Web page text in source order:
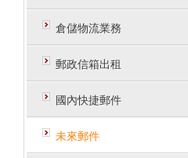
倉儲物流業務
郵政信箱出租
國內快捷郵件
未來郵件